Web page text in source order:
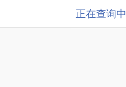
正在查询中